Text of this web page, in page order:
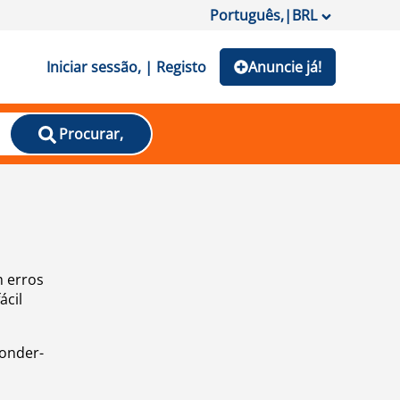
Português,|BRL
Iniciar sessão, | Registo Anuncie já!
Procurar,
erros